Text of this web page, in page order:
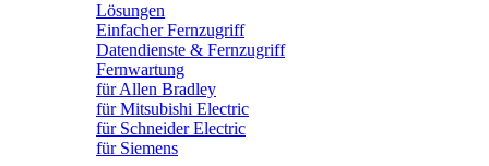
Lösungen
Einfacher Fernzugriff
Datendienste & Fernzugriff
Fernwartung
für Allen Bradley
für Mitsubishi Electric
für Schneider Electric
für Siemens